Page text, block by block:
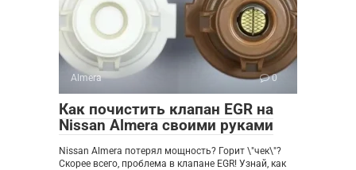
Almera 0
Как почистить клапан EGR на
Nissan Almera своими руками
Nissan Almera потерял мощность? Горит \"чек\"?
Скорее всего, проблема в клапане EGR! Узнай, как